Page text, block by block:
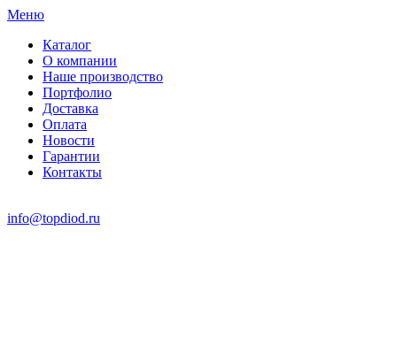
Меню
Каталог
О компании
Наше производство
Портфолио
Доставка
Оплата
Новости
Гарантии
Контакты
info@topdiod.ru